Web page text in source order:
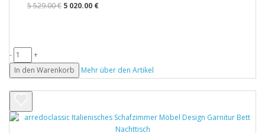
5 529.00 € 5 020.00 €
-
+
In den Warenkorb
Mehr über den Artikel